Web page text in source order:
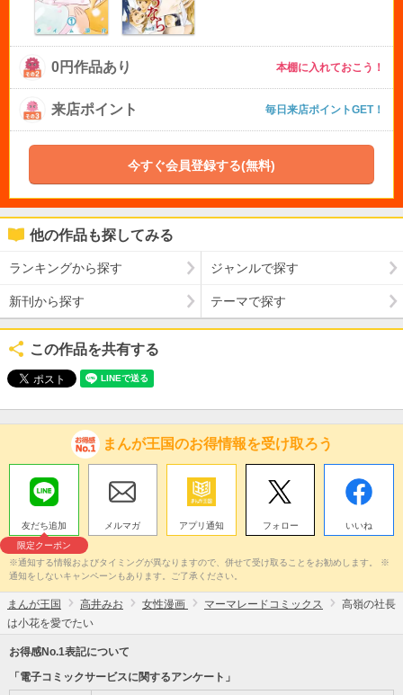
0円作品あり 本棚に入れておこう！
来店ポイント 毎日来店ポイントGET！
今すぐ会員登録する(無料)
他の作品も探してみる
ランキングから探す ジャンルで探す
新刊から探す テーマで探す
この作品を共有する
まんが王国のお得情報を受け取ろう
友だち追加
限定クーポン
メルマガ アプリ通知 フォロー いいね
※通知する情報およびタイミングが異なりますので、併せて受け取ることをお勧めします。 ※
通知をしないキャンペーンもあります。ご了承ください。
まんが王国 高井みお 女性漫画 マーマレードコミックス
高嶺の社長
は小花を愛でたい
お得感No.1表記について
「電子コミックサービスに関するアンケート」